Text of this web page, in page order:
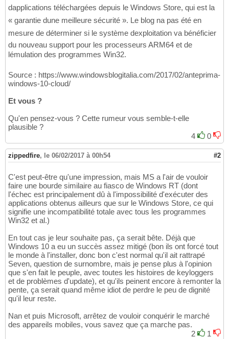
dapplications téléchargées depuis le Windows Store, qui est la
« garantie dune meilleure sécurité ». Le blog na pas été en
mesure de déterminer si le système dexploitation va bénéficier
du nouveau support pour les processeurs ARM64 et de
lémulation des programmes Win32.
Source : https://www.windowsblogitalia.com/2017/02/anteprima-
windows-10-cloud/
Et vous ?
Qu'en pensez-vous ? Cette rumeur vous semble-t-elle
plausible ?
4
0
zippedfire, le 06/02/2017 à 00h54 #2
C'est peut-être qu'une impression, mais MS a l'air de vouloir
faire une bourde similaire au fiasco de Windows RT (dont
l'échec est principalement dû à l'impossibilité d'exécuter des
applications obtenus ailleurs que sur le Windows Store, ce qui
signifie une incompatibilité totale avec tous les programmes
Win32 et al.)
En tout cas je leur souhaite pas, ça serait bête. Déjà que
Windows 10 a eu un succès assez mitigé (bon ils ont forcé tout
le monde à l'installer, donc bon c'est normal qu'il ait rattrapé
Seven, question de surnombre, mais je pense plus à l'opinion
que s'en fait le peuple, avec toutes les histoires de keyloggers
et de problèmes d'update), et qu'ils peinent encore à remonter la
pente, ça serait quand même idiot de perdre le peu de dignité
qu'il leur reste.
Nan et puis Microsoft, arrêtez de vouloir conquérir le marché
des appareils mobiles, vous savez que ça marche pas.
2
1